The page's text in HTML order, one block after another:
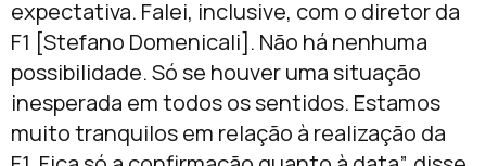
expectativa. Falei, inclusive, com o diretor da
F1 [Stefano Domenicali]. Não há nenhuma
possibilidade. Só se houver uma situação
inesperada em todos os sentidos. Estamos
muito tranquilos em relação à realização da